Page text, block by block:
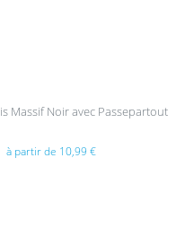
Massif Noir avec Passepartout
à partir de 10,99 €